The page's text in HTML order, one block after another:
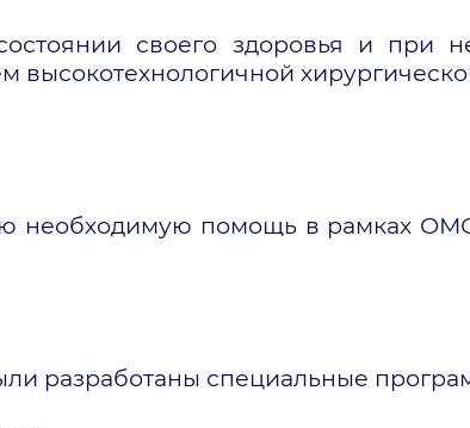
своего здоровья и при
высокотехнологичной
необходимую помощь в рамках
разработаны специальные